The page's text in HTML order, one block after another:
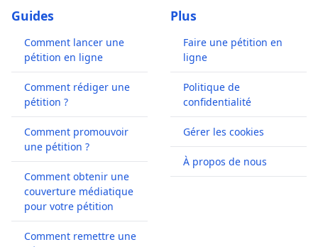
Guides
Comment lancer une
pétition en ligne
Comment rédiger une
pétition ?
Comment promouvoir
une pétition ?
Comment obtenir une
couverture médiatique
pour votre pétition
Comment remettre une
Plus
Faire une pétition en
ligne
Politique de
confidentialité
Gérer les cookies
À propos de nous